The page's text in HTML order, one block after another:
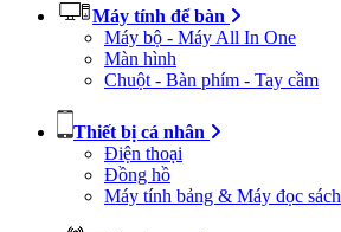
Máy tính để bàn
Máy bộ - Máy All In One
Màn hình
Chuột - Bàn phím - Tay cầm
Thiết bị cá nhân
Điện thoại
Đồng hồ
Máy tính bảng & Máy đọc sách